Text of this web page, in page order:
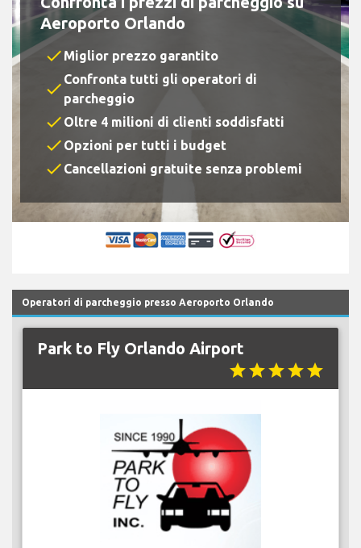
Aeroporto Orlando
check Miglior prezzo garantito
check Confronta tutti gli operatori di
parcheggio
check Oltre 4 milioni di clienti soddisfatti
check Opzioni per tutti i budget
check Cancellazioni gratuite senza problemi
Operatori di parcheggio presso Aeroporto Orlando
Park to Fly Orlando Airport
starstarstarstarstar